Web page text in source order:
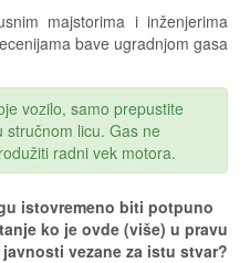
majstorima i inženjerima
bave ugradnjom gasa
vozilo, samo prepustite
stručnom licu. Gas ne
radni vek motora.
istovremeno biti potpuno
ko je ovde (više) u pravu
vezane za istu stvar?